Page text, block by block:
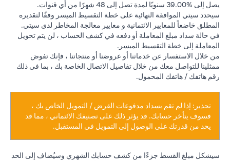
يصل إلى %39.00 سنويًا لمدة تصل إلى 48 شهرًا من أي قنوات.
سيحدد سيتي الموافقة النهائية على خطة التقسيط الميسر وفقًا لتقديره
المطلق خاضعاً للمعايير الائتمانية و معايير معالجة المخاطر لدى سيتي.
في حالة سداد مبلغ المعاملة أو دفعه في كشف الحساب ، لن يتم تحويل
المعاملة إلى خطة التقسيط الميسر.
من خلال الاستفسار عن خدماتنا أو عروضنا أو منتجاتنا ، فإنك تفوض
ممثلينا للتواصل معك من خلال تفاصيل الاتصال الخاصة بك ، بما في ذلك
رقم هاتفك / هاتفك المحمول.
تحذير: إذا لم تقم بسداد مدفوعات القرض / التمويل الخاص بك ،
فسوف يتأخر حسابك. قد يؤثر ذلك على تصنيفك الائتماني ، مما قد
يحد من قدرتك على الوصول إلى التمويل في المستقبل.
سيشكل مبلغ القسط جزءًا من كشف حسابك الشهري وسيُضاف إلى الحد